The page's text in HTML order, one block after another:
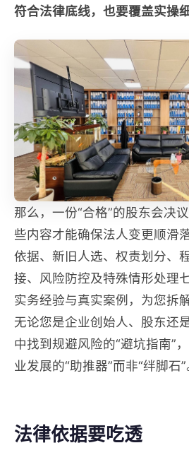
符合法律底线，也要覆盖实操细
那么，一份“合格”的股东会决
些内容才能确保法人变更顺滑
依据、新旧人选、权责划分、
接、风险防控及特殊情形处理
实务经验与真实案例，为您拆
无论您是企业创始人、股东还
中找到规避风险的“避坑指南”
业发展的“助推器”而非“绊脚石”
法律依据要吃透